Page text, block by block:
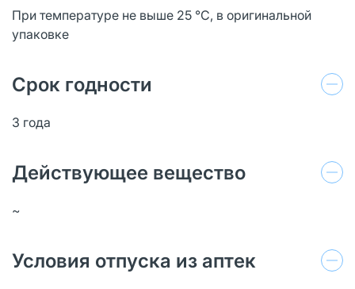
При температуре не выше 25 °C, в оригинальной
упаковке
Срок годности
3 года
Действующее вещество
~
Условия отпуска из аптек